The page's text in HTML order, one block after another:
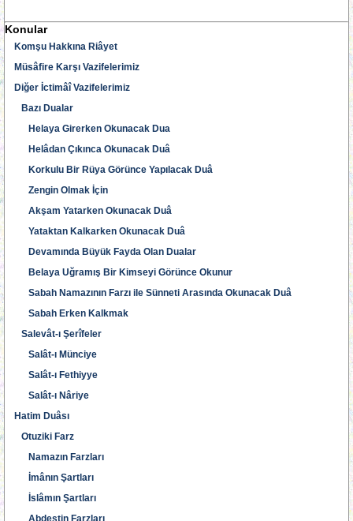
Konular
Komşu Hakkına Riâyet
Müsâfire Karşı Vazifelerimiz
Diğer İctimâî Vazifelerimiz
Bazı Dualar
Helaya Girerken Okunacak Dua
Helâdan Çıkınca Okunacak Duâ
Korkulu Bir Rüya Görünce Yapılacak Duâ
Zengin Olmak İçin
Akşam Yatarken Okunacak Duâ
Yataktan Kalkarken Okunacak Duâ
Devamında Büyük Fayda Olan Dualar
Belaya Uğramış Bir Kimseyi Görünce Okunur
Sabah Namazının Farzı ile Sünneti Arasında Okunacak Duâ
Sabah Erken Kalkmak
Salevât-ı Şerîfeler
Salât-ı Münciye
Salât-ı Fethiyye
Salât-ı Nâriye
Hatim Duâsı
Otuziki Farz
Namazın Farzları
İmânın Şartları
İslâmın Şartları
Abdestin Farzları